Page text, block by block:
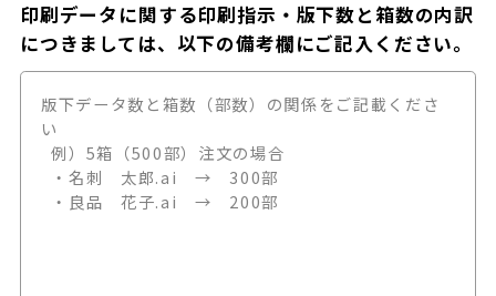
印刷データに関する印刷指示・版下数と箱数の内訳
につきましては、以下の備考欄にご記入ください。